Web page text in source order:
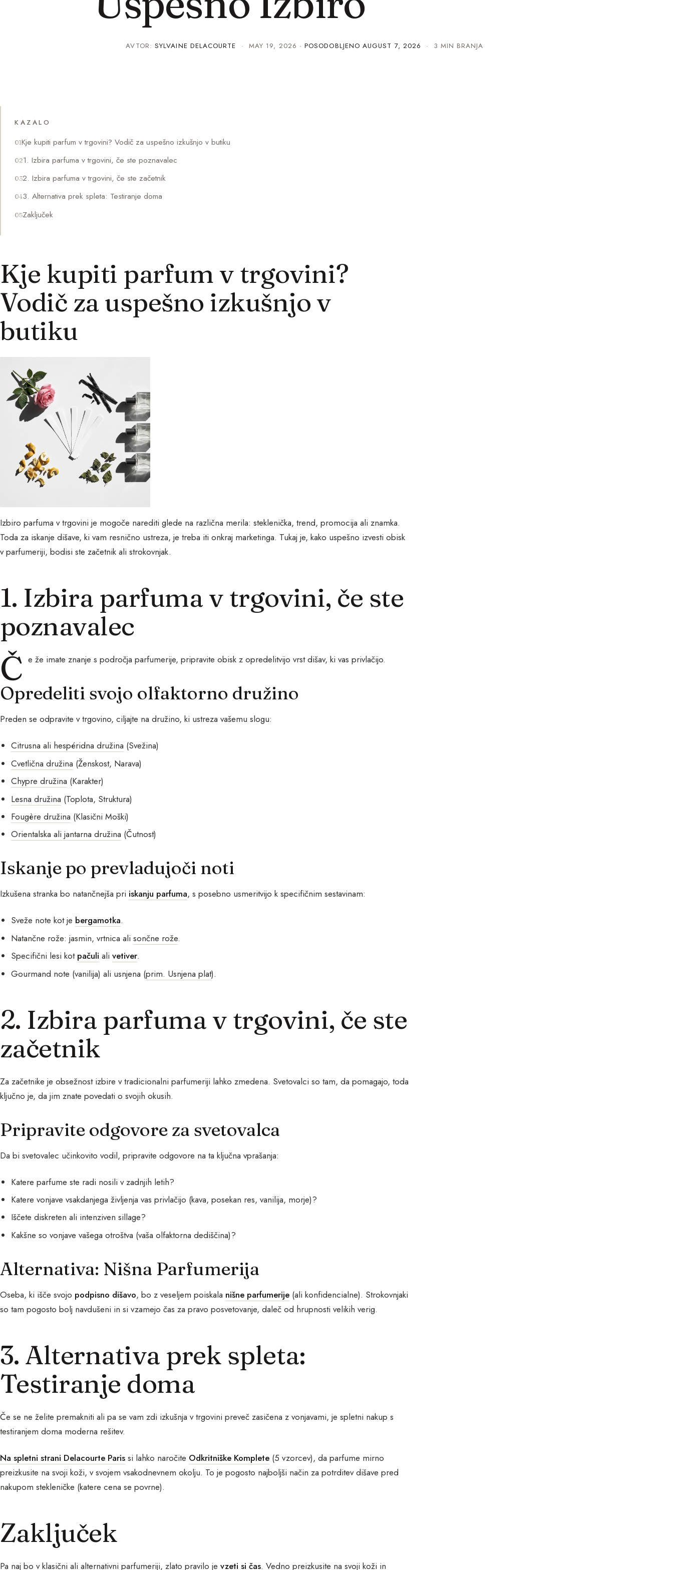
AVTOR:SYLVAINE DELACOURTE · MAY 19, 2026 · POSODOBLJENOAUGUST 7, 2026 · 3 MIN BRANJA
KAZALO
Kje kupiti parfum v trgovini? Vodič za uspešno izkušnjo v butiku
1. Izbira parfuma v trgovini, če ste poznavalec
2. Izbira parfuma v trgovini, če ste začetnik
3. Alternativa prek spleta: Testiranje doma
Zaključek
Kje kupiti parfum v trgovini?
Vodič za uspešno izkušnjo v
butiku
Izbiro parfuma v trgovini je mogoče narediti glede na različna merila: steklenička, trend, promocija ali znamka.
Toda za iskanje dišave, ki vam resnično ustreza, je treba iti onkraj marketinga. Tukaj je, kako uspešno izvesti obisk
v parfumeriji, bodisi ste začetnik ali strokovnjak.
1. Izbira parfuma v trgovini, če ste
poznavalec
Č e že imate znanje s področja parfumerije, pripravite obisk z opredelitvijo vrst dišav, ki vas privlačijo.
Opredeliti svojo olfaktorno družino
Preden se odpravite v trgovino, ciljajte na družino, ki ustreza vašemu slogu:
Citrusna ali hespéridna družina (Svežina)
Cvetlična družina (Ženskost, Narava)
Chypre družina (Karakter)
Lesna družina (Toplota, Struktura)
Fougère družina (Klasični Moški)
Orientalska ali jantarna družina (Čutnost)
Iskanje po prevladujoči noti
Izkušena stranka bo natančnejša pri iskanju parfuma, s posebno usmeritvijo k specifičnim sestavinam:
Sveže note kot je bergamotka.
Natančne rože: jasmin, vrtnica alisončne rože.
Specifični lesi kot pačuli alivetiver.
Gourmand note (vanilija) ali usnjena (prim. Usnjena plat).
2. Izbira parfuma v trgovini, če ste
začetnik
Za začetnike je obsežnost izbire v tradicionalni parfumeriji lahko zmedena. Svetovalci so tam, da pomagajo, toda
ključno je, da jim znate povedati o svojih okusih.
Pripravite odgovore za svetovalca
Da bi svetovalec učinkovito vodil, pripravite odgovore na ta ključna vprašanja:
Katere parfume ste radi nosili v zadnjih letih?
Katere vonjave vsakdanjega življenja vas privlačijo (kava, posekan res, vanilija, morje)?
Iščete diskreten ali intenziven sillage?
Kakšne so vonjave vašega otroštva (vaša olfaktorna dediščina)?
Alternativa: Nišna Parfumerija
Oseba, ki išče svojo podpisno dišavo, bo z veseljem poiskala nišne parfumerije (ali konfidencialne). Strokovnjaki
so tam pogosto bolj navdušeni in si vzamejo čas za pravo posvetovanje, daleč od hrupnosti velikih verig.
3. Alternativa prek spleta:
Testiranje doma
Če se ne želite premakniti ali pa se vam zdi izkušnja v trgovini preveč zasičena z vonjavami, je spletni nakup s
testiranjem doma moderna rešitev.
Na spletni strani Delacourte Paris si lahko naročite Odkritniške Komplete (5 vzorcev), da parfume mirno
preizkusite na svoji koži, v svojem vsakodnevnem okolju. To je pogosto najboljši način za potrditev dišave pred
nakupom stekleničke (katere cena se povrne).
Zaključek
Pa naj bo v klasični ali alternativni parfumeriji, zlato pravilo je vzeti si čas. Vedno preizkusite na svoji koži in